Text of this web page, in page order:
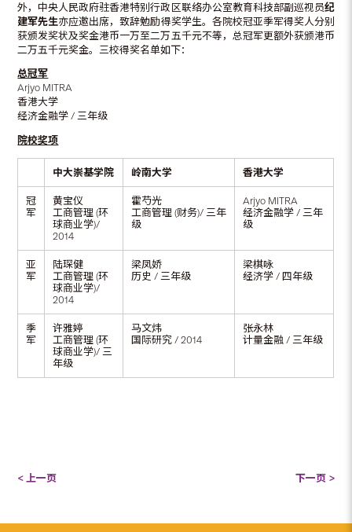
外，中央人民政府驻香港特别行政区联络办公室教育科技部副巡视员纪
建军先生亦应邀出席，致辞勉励得奖学生。各院校冠亚季军得奖人分别
获颁发奖状及奖金港币一万至二万五千元不等，总冠军更额外获颁港币
二万五千元奖金。三校得奖名单如下：
总冠军
Arjyo MITRA
香港大学
经济金融学 / 三年级
院校奖项
中大崇基学院 岭南大学 香港大学
冠
军
黄宝仪
工商管理 (环
球商业学)/
2014
霍芍光
工商管理 (财务)/ 三年
级
Arjyo MITRA
经济金融学 / 三年
级
亚
军
陆琛健
工商管理 (环
球商业学)/
2014
梁凤娇
历史 / 三年级
梁棋咏
经济学 / 四年级
季
军
许雅婷
工商管理 (环
球商业学)/ 三
年级
马文炜
国际研究 / 2014
张永林
计量金融 / 三年级
< 上一页 下一页 >